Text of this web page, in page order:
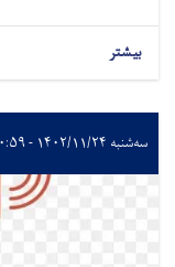
بیشتر
سه‌شنبه ۱۴۰۲/۱۱/۲۴ - ۱۰:۵۹